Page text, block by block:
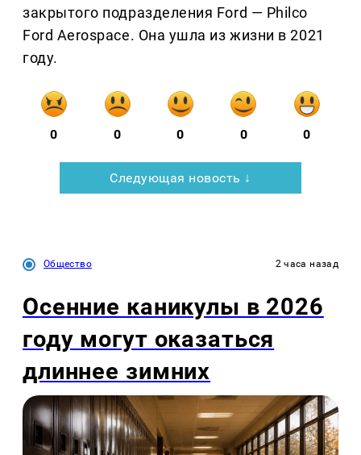
закрытого подразделения Ford — Philco
Ford Aerospace. Она ушла из жизни в 2021
году.
0 0 0 0 0
Следующая новость ↓
Общество 2 часа назад
Осенние каникулы в 2026
году могут оказаться
длиннее зимних